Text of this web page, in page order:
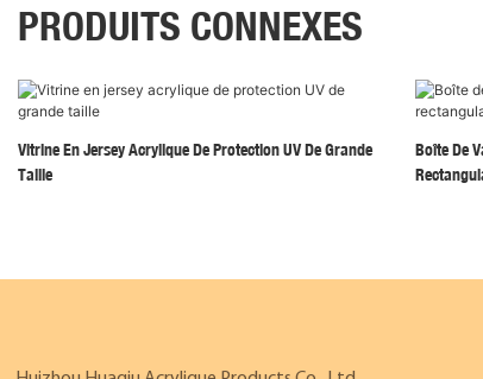
PRODUITS CONNEXES
Vitrine En Jersey Acrylique De Protection UV De Grande
Taille
Boîte De